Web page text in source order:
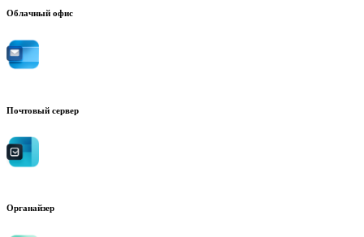
Облачный офис
Почтовый сервер
Органайзер